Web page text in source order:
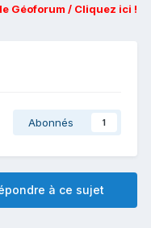
Géoforum / Cliquez ici !
Abonnés 1
à ce sujet